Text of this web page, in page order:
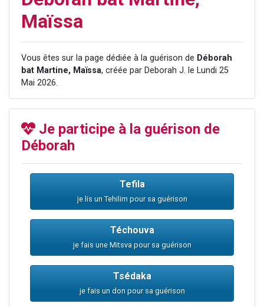
3 personnes viennent de faire un don pour Événements Torah-Box
Il reste 49 places pour étudier en groupe sur Zoom
Maïssa
Vous êtes sur la page dédiée à la guérison de Déborah
bat Martine, Maïssa, créée par Deborah J. le Lundi 25
Mai 2026.
Je participe à la guérison de
Déborah
Tefila
je lis un Tehilim pour sa guérison
Téchouva
je fais une Mitsva pour sa guérison
Tsédaka
je fais un don pour sa guérison